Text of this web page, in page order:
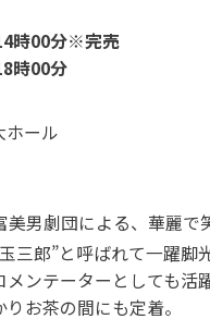
時00分※完売
時00分
ール
美男劇団による、華麗
三郎”と呼ばれて一躍
ンテーターとしても
お茶の間にも定着。